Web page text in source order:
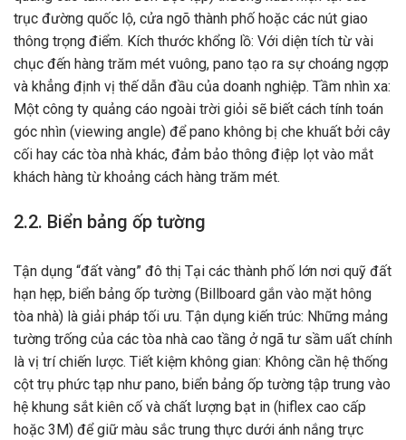
trục đường quốc lộ, cửa ngõ thành phố hoặc các nút giao
thông trọng điểm. Kích thước khổng lồ: Với diện tích từ vài
chục đến hàng trăm mét vuông, pano tạo ra sự choáng ngợp
và khẳng định vị thế dẫn đầu của doanh nghiệp. Tầm nhìn xa:
Một công ty quảng cáo ngoài trời giỏi sẽ biết cách tính toán
góc nhìn (viewing angle) để pano không bị che khuất bởi cây
cối hay các tòa nhà khác, đảm bảo thông điệp lọt vào mắt
khách hàng từ khoảng cách hàng trăm mét.
2.2. Biển bảng ốp tường
Tận dụng “đất vàng” đô thị Tại các thành phố lớn nơi quỹ đất
hạn hẹp, biển bảng ốp tường (Billboard gắn vào mặt hông
tòa nhà) là giải pháp tối ưu. Tận dụng kiến trúc: Những mảng
tường trống của các tòa nhà cao tầng ở ngã tư sầm uất chính
là vị trí chiến lược. Tiết kiệm không gian: Không cần hệ thống
cột trụ phức tạp như pano, biển bảng ốp tường tập trung vào
hệ khung sắt kiên cố và chất lượng bạt in (hiflex cao cấp
hoặc 3M) để giữ màu sắc trung thực dưới ánh nắng trực